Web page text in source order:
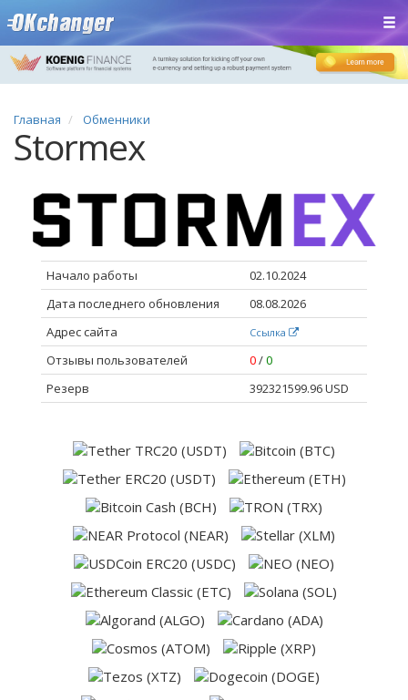
Главная Обменники
Stormex
Начало работы
02.10.2024
Дата последнего обновления
08.08.2026
Адрес сайта
Ссылка
Отзывы пользователей 0/0
Резерв
392321599.96 USD